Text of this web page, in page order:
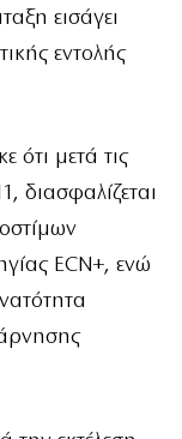
εισάγει
εντολής
ότι μετά τις
διασφαλίζεται
ECN+, ενώ